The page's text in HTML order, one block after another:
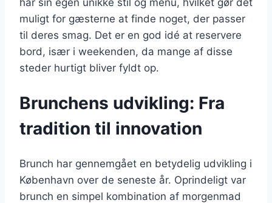
har sin egen unikke stil og menu, hvilket gør det
muligt for gæsterne at finde noget, der passer
til deres smag. Det er en god idé at reservere
bord, især i weekenden, da mange af disse
steder hurtigt bliver fyldt op.
Brunchens udvikling: Fra
tradition til innovation
Brunch har gennemgået en betydelig udvikling i
København over de seneste år. Oprindeligt var
brunch en simpel kombination af morgenmad